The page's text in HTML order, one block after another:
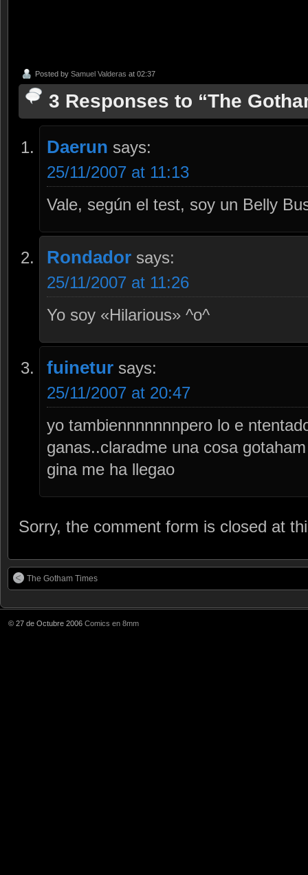
Posted by Samuel Valderas at 02:37
3 Responses to “The
Daerun says:
25/11/2007 at 11:13
Vale, según el test, soy un Belly
Rondador says:
25/11/2007 at 11:26
Yo soy «Hilarious» ^o^
fuinetur says:
25/11/2007 at 20:47
yo tambiennnnnnnpero lo e
ganas..claradme una cosa
gina me ha llegao
Sorry, the comment form is closed at
The Gotham Times
© 27 de Octubre 2006 Comics en 8mm